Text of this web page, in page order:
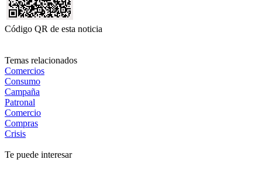
Código QR de esta noticia
Temas relacionados
Comercios
Consumo
Campaña
Patronal
Comercio
Compras
Crisis
Te puede interesar